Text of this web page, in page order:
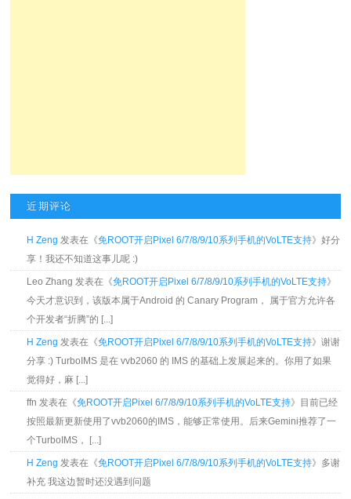
近期评论
H Zeng 发表在《免ROOT开启Pixel 6/7/8/9/10系列手机的VoLTE支持》好分
享！我还不知道这事儿呢 :)
Leo Zhang 发表在《免ROOT开启Pixel 6/7/8/9/10系列手机的VoLTE支持》
今天才意识到，该版本属于Android 的 Canary Program， 属于官方允许各
个开发者“折腾”的 [...]
H Zeng 发表在《免ROOT开启Pixel 6/7/8/9/10系列手机的VoLTE支持》谢谢
分享 :) TurboIMS 是在 vvb2060 的 IMS 的基础上发展起来的。你用了如果
觉得好，麻 [...]
ffn 发表在《免ROOT开启Pixel 6/7/8/9/10系列手机的VoLTE支持》目前已经
按照最新更新使用了vvb2060的IMS，能够正常使用。后来Gemini推荐了一
个TurboIMS， [...]
H Zeng 发表在《免ROOT开启Pixel 6/7/8/9/10系列手机的VoLTE支持》多谢
补充 我这边暂时还没遇到问题